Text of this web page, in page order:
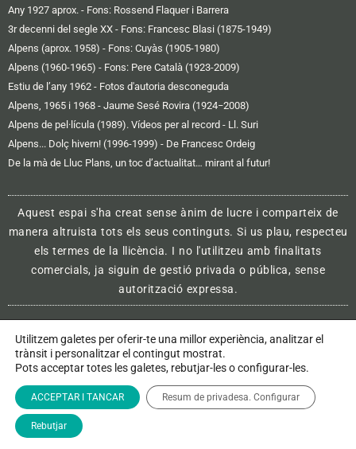
Any 1927 aprox. - Fons: Rossend Flaquer i Barrera
3r decenni del segle XX - Fons: Francesc Blasi (1875-1949)
Alpens (aprox. 1958) - Fons: Cuyàs (1905-1980)
Alpens (1960-1965) - Fons: Pere Català (1923-2009)
Estiu de l’any 1962 - Fotos d'autoria desconeguda
Alpens, 1965 i 1968 - Jaume Sesé Rovira (1924−2008)
Alpens de pel·lícula (1989). Vídeos per al record - Ll. Suri
Alpens... Dolç hivern! (1996-1999) - De Francesc Ordeig
De la mà de Lluc Plans, un toc d’actualitat… mirant al futur!
Aquest espai s'ha creat sense ànim de lucre i comparteix de
manera altruista tots els seus continguts. Si us plau, respecteu
els termes de la llicència. I no l'utilitzeu amb finalitats
comercials, ja siguin de gestió privada o pública, sense
autorització expressa.
Avís legal i política de privacitat
Política de galetes (cookies)
Contactar
Utilitzem galetes per oferir-te una millor experiència, analitzar el
trànsit i personalitzar el contingut mostrat.
Pots acceptar totes les galetes, rebutjar-les o configurar-les.
ACCEPTAR I TANCAR
Rebutjar
Resum de privadesa. Configurar